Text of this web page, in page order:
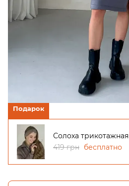
Подарок
Солоха
419 грн бесплатно